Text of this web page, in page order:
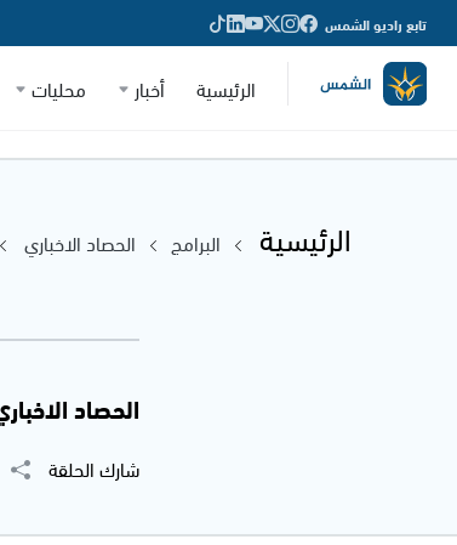
تابع راديو الشمس
الرئيسية أخبار محليات
الرئيسية البرامج الحصاد الاخباري
الحصاد الاخباري
شارك الحلقة